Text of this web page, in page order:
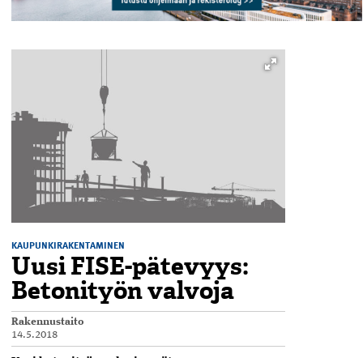
KAUPUNKIRAKENTAMINEN
Uusi FISE-pätevyys:
Betonityön valvoja
Rakennustaito
14.5.2018